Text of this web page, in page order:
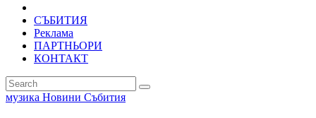
СЪБИТИЯ
Реклама
ПАРТНЬОРИ
КОНТАКТ
музика Новини Събития